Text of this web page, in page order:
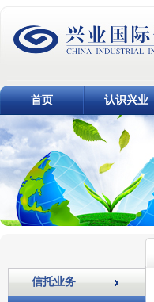
首页 认识兴业
信托业务